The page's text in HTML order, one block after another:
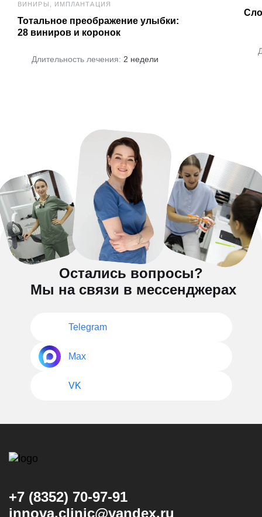
ВИНИРЫ, ИМПЛАНТАЦИЯ
Тотальное преображение улыбки:
28 виниров и коронок
Длительность лечения: 2 недели
Остались вопросы?
Мы на связи в мессенджерах
Telegram
Max
VK
+7 (8352) 70-97-91
innova.clinic@yandex.ru